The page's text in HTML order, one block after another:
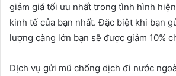
giảm giá tối ưu nhất trong tình hình
kinh tế của bạn nhất. Đặc biệt khi bạn
lượng càng lớn bạn sẽ được giảm 10%
DỊch vụ gửi mũ chống dịch đi nước